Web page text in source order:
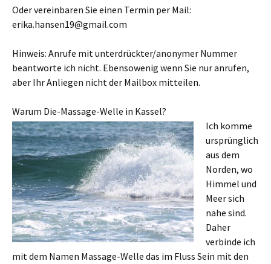
Oder vereinbaren Sie einen Termin per Mail:
erika.hansen19@gmail.com
Hinweis: Anrufe mit unterdrückter/anonymer Nummer
beantworte ich nicht. Ebensowenig wenn Sie nur anrufen,
aber Ihr Anliegen nicht der Mailbox mitteilen.
Warum Die-Massage-Welle in Kassel?
Ich komme
ursprünglich
aus dem
Norden, wo
Himmel und
Meer sich
nahe sind.
Daher
verbinde ich
mit dem Namen Massage-Welle das im Fluss Sein mit den